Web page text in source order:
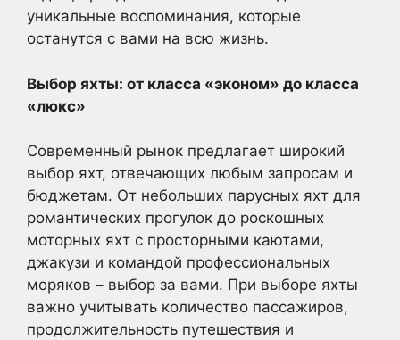
уникальные воспоминания, которые
останутся с вами на всю жизнь.
Выбор яхты: от класса «эконом» до класса
«люкс»
Современный рынок предлагает широкий
выбор яхт, отвечающих любым запросам и
бюджетам. От небольших парусных яхт для
романтических прогулок до роскошных
моторных яхт с просторными каютами,
джакузи и командой профессиональных
моряков – выбор за вами. При выборе яхты
важно учитывать количество пассажиров,
продолжительность путешествия и